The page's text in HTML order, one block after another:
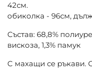
42см.
обиколка - 96см,
Състав: 68,8%
вискоза, 1,3% памук
С махащи се ръкави.